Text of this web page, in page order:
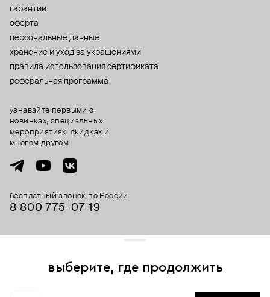
гарантии
оферта
персональные данные
хранение и уход за украшениями
правила использования сертификата
реферальная программа
бесплатный звонок по России
8 800 775⁠-07⁠-19
узнавайте первыми о
новинках, специальных
мероприятиях, скидках и
многом другом
выберите, где продолжить